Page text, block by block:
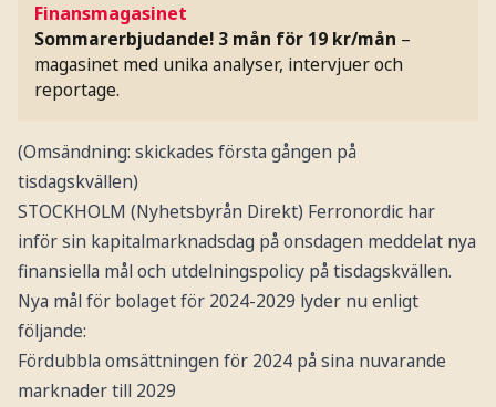
Finansmagasinet
Sommarerbjudande! 3 mån för 19 kr/mån –
magasinet med unika analyser, intervjuer och
reportage.
(Omsändning: skickades första gången på
tisdagskvällen)
STOCKHOLM (Nyhetsbyrån Direkt) Ferronordic har
inför sin kapitalmarknadsdag på onsdagen meddelat nya
finansiella mål och utdelningspolicy på tisdagskvällen.
Nya mål för bolaget för 2024-2029 lyder nu enligt
följande:
Fördubbla omsättningen för 2024 på sina nuvarande
marknader till 2029